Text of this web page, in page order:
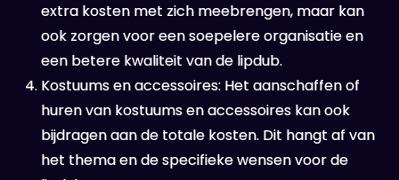
extra kosten met zich meebrengen, maar kan
ook zorgen voor een soepelere organisatie en
een betere kwaliteit van de lipdub.
Kostuums en accessoires: Het aanschaffen of
huren van kostuums en accessoires kan ook
bijdragen aan de totale kosten. Dit hangt af van
het thema en de specifieke wensen voor de